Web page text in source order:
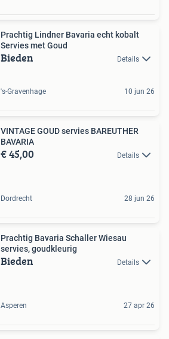
Prachtig Lindner Bavaria echt kobalt
Servies met Goud
Bieden Details
's-Gravenhage 10 jun 26
VINTAGE GOUD servies BAREUTHER
BAVARIA
€ 45,00 Details
Dordrecht 28 jun 26
Prachtig Bavaria Schaller Wiesau
servies, goudkleurig
Bieden Details
Asperen 27 apr 26